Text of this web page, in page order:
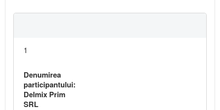
1
Denumirea
participantului:
Delmix Prim
SRL